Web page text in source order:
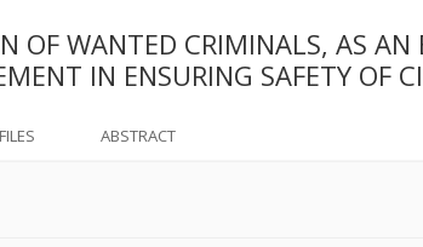
OF WANTED CRIMINALS, AS
IN ENSURING SAFETY OF
FILES ABSTRACT